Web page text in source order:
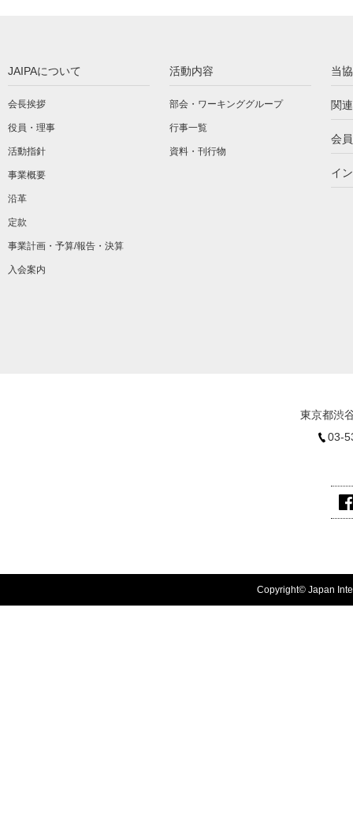
JAIPAについて
会長挨拶
役員・理事
活動指針
事業概要
沿革
定款
事業計画・予算/報告・決算
入会案内
活動内容
部会・ワーキンググループ
行事一覧
資料・刊行物
当
関
会
イ
東京都渋
03-
Copyright© Japan